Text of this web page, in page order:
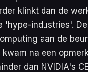
klinkt dan de
'hype-industries'.
aan de
kwam na een
dan NVIDIA's